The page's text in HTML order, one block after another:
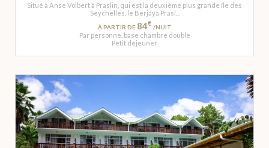
Situé à Anse Volbert à Praslin, qui est la deuxième plus grande île des
Seychelles, le Berjaya Prasl...
À PARTIR DE 84€ /NUIT
Par personne, base chambre double
Petit déjeuner